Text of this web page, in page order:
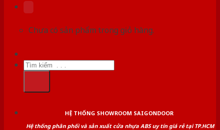
Chưa có sản phẩm trong giỏ hàng.
Tìm
kiếm:
HỆ THỐNG SHOWROOM SAIGONDOOR
Hệ thống phân phối và sản xuất cửa nhựa ABS uy tín giá rẻ tại TP.HCM